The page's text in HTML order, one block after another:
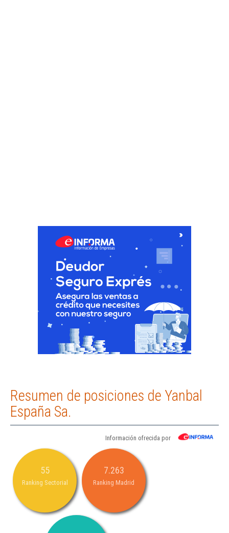
Resumen de posiciones de Yanbal
España Sa.
Información ofrecida por
55
Ranking Sectorial
7.263
Ranking Madrid